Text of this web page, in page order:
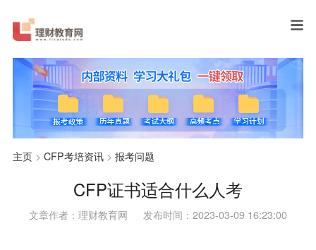
主页> CFP考培资讯> 报考问题
CFP证书适合什么人考
文章作者：理财教育网 发布时间：2023-03-09 16:23:00